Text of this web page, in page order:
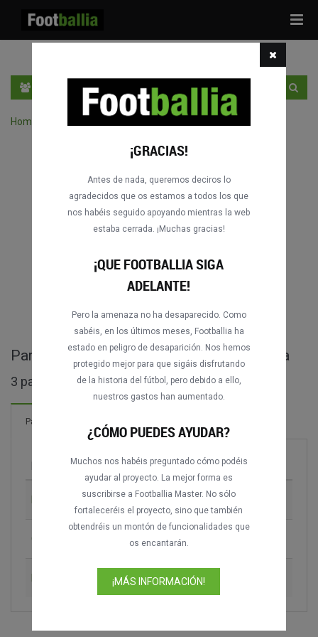
Home
Partidos completos de Kup na Makedonija
3 partidos encontrados
Partidos
Temporada
FK Vardar vs. FK Pelister 1992-1993
GFK Tikvesh vs. Voska Sport
FK Vardar vs. FC Struga
¡GRACIAS!
Antes de nada, queremos deciros lo
agradecidos que os estamos a todos los que
nos habéis seguido apoyando mientras la web
estaba cerrada. ¡Muchas gracias!
¡QUE FOOTBALLIA SIGA
ADELANTE!
Pero la amenaza no ha desaparecido. Como
sabéis, en los últimos meses, Footballia ha
estado en peligro de desaparición. Nos hemos
protegido mejor para que sigáis disfrutando
de la historia del fútbol, pero debido a ello,
nuestros gastos han aumentado.
¿CÓMO PUEDES AYUDAR?
Muchos nos habéis preguntado cómo podéis
ayudar al proyecto. La mejor forma es
suscribirse a Footballia Master. No sólo
fortaleceréis el proyecto, sino que también
obtendréis un montón de funcionalidades que
os encantarán.
¡MÁS INFORMACIÓN!